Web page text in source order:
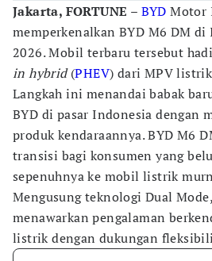
Jakarta, FORTUNE – BYD Motor
memperkenalkan BYD M6 DM
2026. Mobil terbaru tersebut
in hybrid(PHEV) dari MPV
Langkah ini menandai babak
BYD di pasar Indonesia dengan
produk kendaraannya. BYD M6
transisi bagi konsumen yang
sepenuhnya ke mobil listrik
Mengusung teknologi Dual
menawarkan pengalaman
listrik dengan dukungan